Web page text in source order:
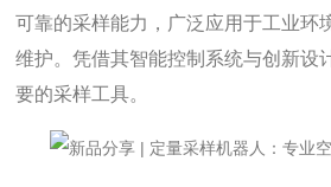
可靠的采样能力，广泛应用于工业环
维护。凭借其智能控制系统与创新设
要的采样工具。